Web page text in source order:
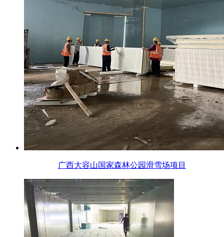
广西大容山国家森林公园滑雪场项目